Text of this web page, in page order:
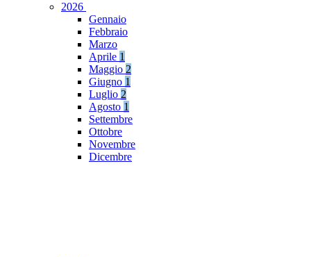
2026
Gennaio
Febbraio
Marzo
Aprile 1
Maggio 2
Giugno 1
Luglio 2
Agosto 1
Settembre
Ottobre
Novembre
Dicembre